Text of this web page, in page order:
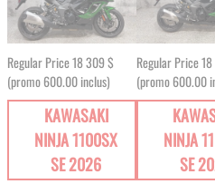
Regular Price18 309 $
(promo 600.00 inclus)
KAWASAKI
NINJA 1100SX
SE 2026
Regular Price
(promo 600.00
NINJA
SE